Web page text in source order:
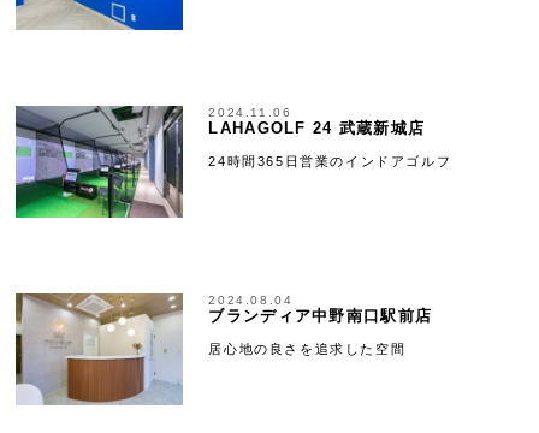
2024.11.06
LAHAGOLF 24 武蔵新城店
24時間365日営業のインドアゴルフ
2024.08.04
ブランディア中野南口駅前店
居心地の良さを追求した空間